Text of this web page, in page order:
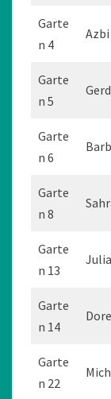
Garte
n 4
Azbi
Garte
n 5
Gerd
Garte
n 6
Garte
n 8
Garte
n 13
Julia
Garte
n 14
Garte
n 22